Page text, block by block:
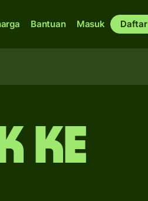
Bantuan Masuk Daftar
ke